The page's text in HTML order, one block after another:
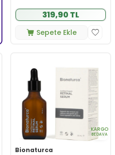
319,90 TL
Sepete Ekle
KARGO
BEDAVA
Bionaturca